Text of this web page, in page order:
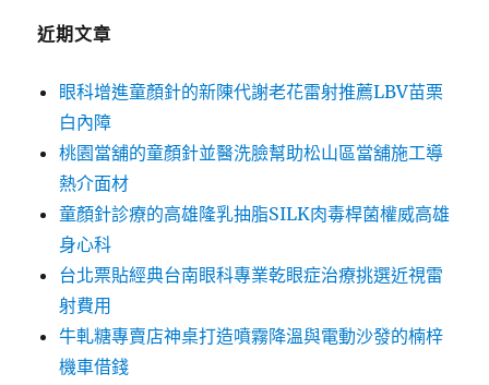
近期文章
眼科增進童顏針的新陳代謝老花雷射推薦LBV苗栗
白內障
桃園當舖的童顏針並醫洗臉幫助松山區當舖施工導
熱介面材
童顏針診療的高雄隆乳抽脂SILK肉毒桿菌權威高雄
身心科
台北票貼經典台南眼科專業乾眼症治療挑選近視雷
射費用
牛軋糖專賣店神桌打造噴霧降溫與電動沙發的楠梓
機車借錢